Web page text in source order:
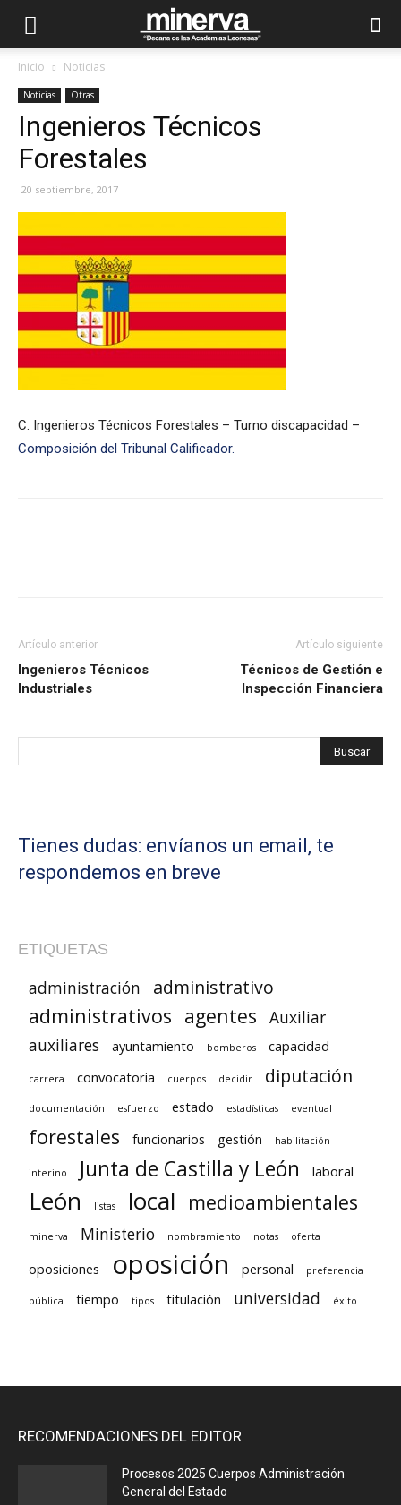
Inicio Noticias
Noticias Otras
Ingenieros Técnicos
Forestales
20 septiembre, 2017
C. Ingenieros Técnicos Forestales – Turno discapacidad –
Composición del Tribunal Calificador.
Artículo anterior
Ingenieros Técnicos
Industriales
Artículo siguiente
Técnicos de Gestión e
Inspección Financiera
Tienes dudas: envíanos un email, te
respondemos en breve
ETIQUETAS
administración administrativo
administrativos agentes
Auxiliar
auxiliares
ayuntamiento bomberos capacidad
carrera convocatoria cuerpos decidir diputación
documentación esfuerzo estado estadísticas eventual
forestales funcionarios gestión habilitación
interino Junta de Castilla y León laboral
León listas local medioambientales
minerva Ministerio nombramiento notas oferta
oposiciones oposición personal preferencia
pública tiempo tipos titulación universidad éxito
RECOMENDACIONES DEL EDITOR
Procesos 2025 Cuerpos Administración
General del Estado